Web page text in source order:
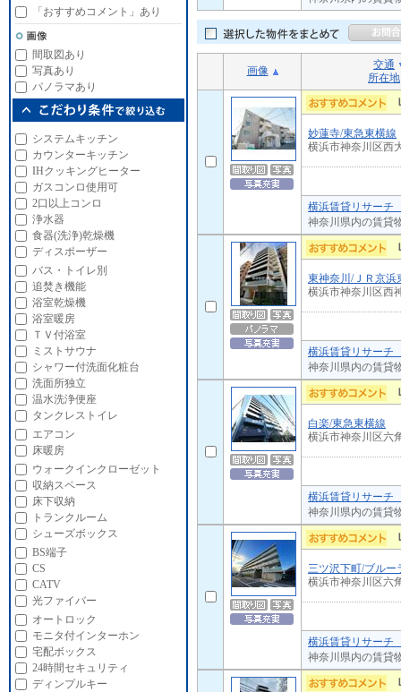
画像
交通
所在地
妙蓮寺/東急東横線
横浜市神奈川区西
横浜賃貸リサーチ
神奈川県内の賃貸
東神奈川/ＪＲ京浜
横浜市神奈川区西
横浜賃貸リサーチ
神奈川県内の賃貸
白楽/東急東横線
横浜市神奈川区六
横浜賃貸リサーチ
神奈川県内の賃貸
三ツ沢下町/ブルー
横浜市神奈川区六
横浜賃貸リサーチ
神奈川県内の賃貸
「おすすめコメント」あり
間取図あり
写真あり
パノラマあり
システムキッチン
カウンターキッチン
IHクッキングヒーター
ガスコンロ使用可
2口以上コンロ
浄水器
食器(洗浄)乾燥機
ディスポーザー
バス・トイレ別
追焚き機能
浴室乾燥機
浴室暖房
ＴＶ付浴室
ミストサウナ
シャワー付洗面化粧台
洗面所独立
温水洗浄便座
タンクレストイレ
エアコン
床暖房
ウォークインクローゼット
収納スペース
床下収納
トランクルーム
シューズボックス
BS端子
CS
CATV
光ファイバー
オートロック
モニタ付インターホン
宅配ボックス
24時間セキュリティ
ディンプルキー